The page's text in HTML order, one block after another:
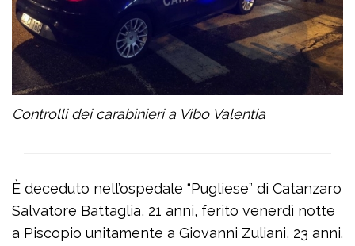
Controlli dei carabinieri a Vibo Valentia
È deceduto nell’ospedale “Pugliese” di Catanzaro
Salvatore Battaglia, 21 anni, ferito venerdì notte
a Piscopio unitamente a Giovanni Zuliani, 23 anni.